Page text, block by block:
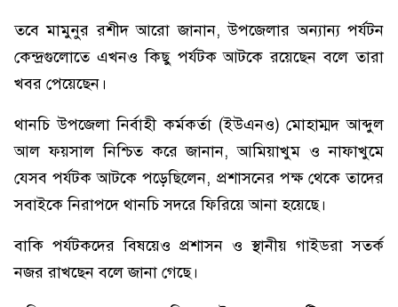
​তবে মামুনুর রশীদ আরো জানান, উপজেলার অন্যান্য পর্যটন
কেন্দ্রগুলোতে এখনও কিছু পর্যটক আটকে রয়েছেন বলে তারা
খবর পেয়েছেন।
থানচি উপজেলা নির্বাহী কর্মকর্তা (ইউএনও) মোহাম্মদ আব্দুল
আল ফয়সাল নিশ্চিত করে জানান, আমিয়াখুম ও নাফাখুমে
যেসব পর্যটক আটকে পড়েছিলেন, প্রশাসনের পক্ষ থেকে তাদের
সবাইকে নিরাপদে থানচি সদরে ফিরিয়ে আনা হয়েছে।
​বাকি পর্যটকদের বিষয়েও প্রশাসন ও স্থানীয় গাইডরা সতর্ক
নজর রাখছেন বলে জানা গেছে।